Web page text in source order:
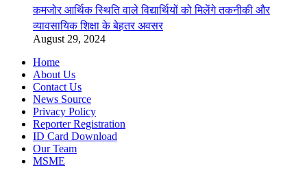
कमजोर आर्थिक स्थिति वाले विद्यार्थियों को मिलेंगे तकनीकी और
व्यावसायिक शिक्षा के बेहतर अवसर
August 29, 2024
Home
About Us
Contact Us
News Source
Privacy Policy
Reporter Registration
ID Card Download
Our Team
MSME